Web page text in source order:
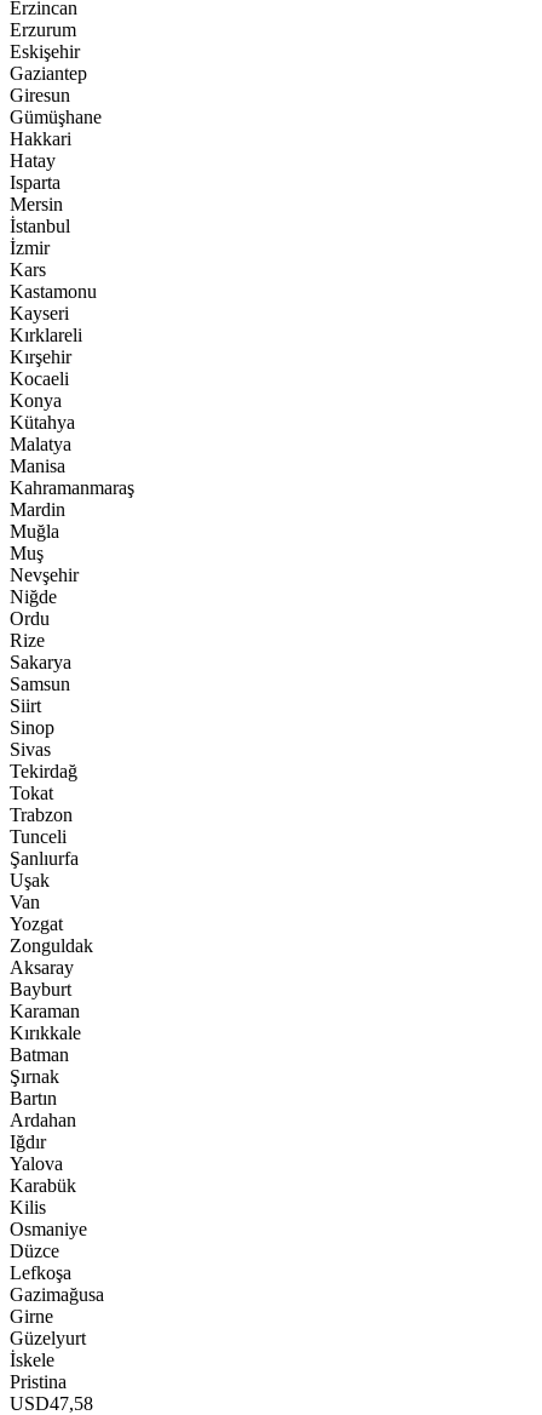
Erzincan
Erzurum
Eskişehir
Gaziantep
Giresun
Gümüşhane
Hakkari
Hatay
Isparta
Mersin
İstanbul
İzmir
Kars
Kastamonu
Kayseri
Kırklareli
Kırşehir
Kocaeli
Konya
Kütahya
Malatya
Manisa
Kahramanmaraş
Mardin
Muğla
Muş
Nevşehir
Niğde
Ordu
Rize
Sakarya
Samsun
Siirt
Sinop
Sivas
Tekirdağ
Tokat
Trabzon
Tunceli
Şanlıurfa
Uşak
Van
Yozgat
Zonguldak
Aksaray
Bayburt
Karaman
Kırıkkale
Batman
Şırnak
Bartın
Ardahan
Iğdır
Yalova
Karabük
Kilis
Osmaniye
Düzce
Lefkoşa
Gazimağusa
Girne
Güzelyurt
İskele
Pristina
USD47,58